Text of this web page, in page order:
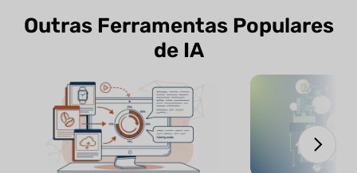
Outras Ferramentas Populares
de IA